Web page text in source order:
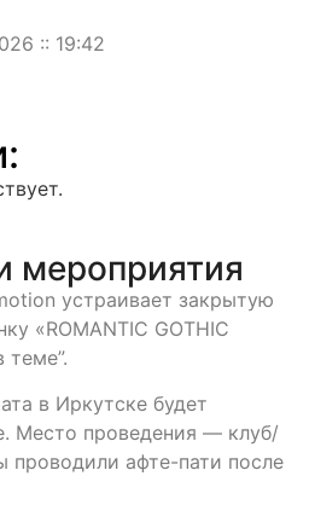
:: 19:42
мероприятия
устраивает закрытую
«ROMANTIC GOTHIC
теме”.
в Иркутске будет
Место проведения — клуб/
проводили афте-пати после